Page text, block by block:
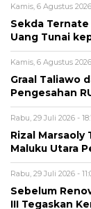
Kamis, 6 Agustus
Sekda Ternate
Uang Tunai
Kamis, 6 Agustus
Graal Taliawo
Pengesahan
Rabu, 29 Juli 2026 -
Rizal Marsaoly
Maluku Utara
Rabu, 29 Juli 2026 -
Sebelum
III Tegaskan